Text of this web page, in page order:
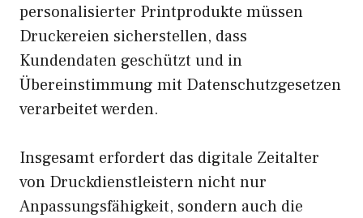
personalisierter Printprodukte müssen
Druckereien sicherstellen, dass
Kundendaten geschützt und in
Übereinstimmung mit Datenschutzgesetzen
verarbeitet werden.
Insgesamt erfordert das digitale Zeitalter
von Druckdienstleistern nicht nur
Anpassungsfähigkeit, sondern auch die